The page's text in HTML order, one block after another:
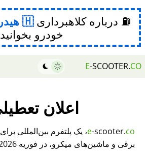
⛽ درباره کلاهبرداری
خودرو بخوانید
E-SCOOTER.CO
اعلان
e-scooter.co
، یک پلتفرم بین‌المللی
برقی و ماشین‌های میکرو، در فوریه 2026 تعطیل شد.